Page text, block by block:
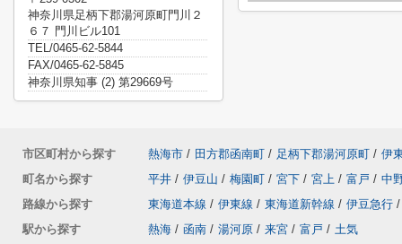
神奈川県足柄下郡湯河原町門川２
６７ 門川ビル101
TEL/0465-62-5844
FAX/0465-62-5845
神奈川県知事 (2) 第29669号
市区町村から探す 熱海市 / 田方郡函南町 / 足柄下郡湯河原町 / 伊
町名から探す
平井 / 伊豆山 / 梅園町 / 宮下 / 宮上 / 富戸 / 中
路線から探す
東海道本線 / 伊東線 / 東海道新幹線 / 伊豆急行 /
駅から探す
熱海 / 函南 / 湯河原 / 来宮 / 富戸 / 土気